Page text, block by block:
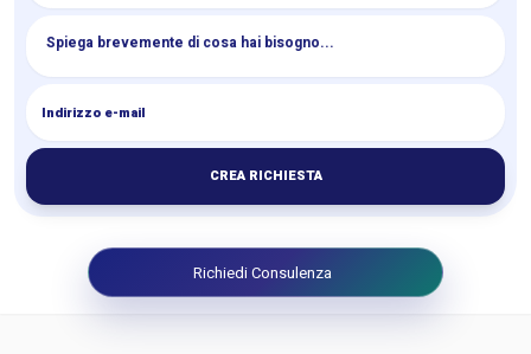
CREA RICHIESTA
Richiedi Consulenza